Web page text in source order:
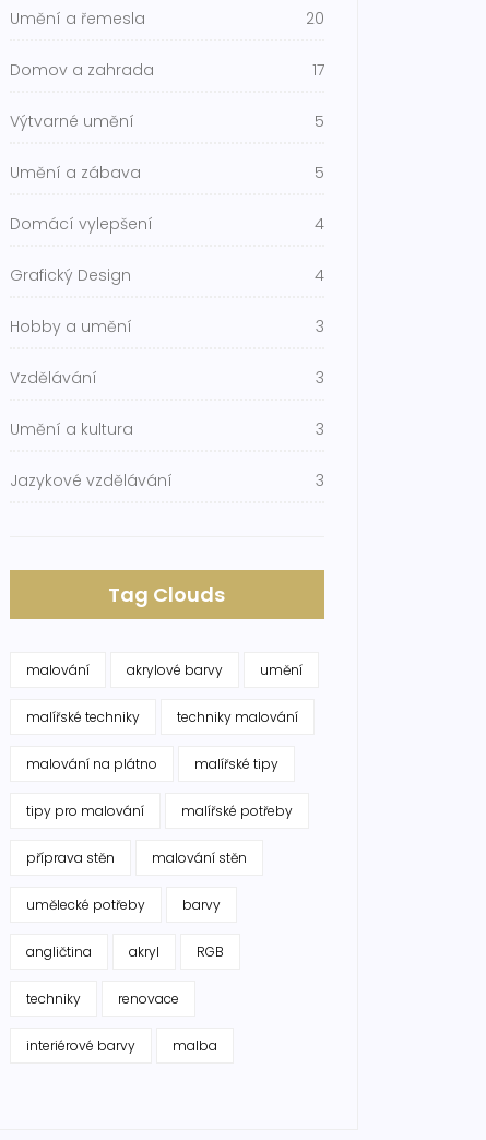
Umění a řemesla 20
Domov a zahrada 17
Výtvarné umění 5
Umění a zábava 5
Domácí vylepšení 4
Grafický Design 4
Hobby a umění 3
Vzdělávání 3
Umění a kultura 3
Jazykové vzdělávání 3
Tag Clouds
malování akrylové barvy umění
malířské techniky techniky malování
malování na plátno malířské tipy
tipy pro malování malířské potřeby
příprava stěn malování stěn
umělecké potřeby barvy
angličtina akryl RGB
techniky renovace
interiérové barvy malba